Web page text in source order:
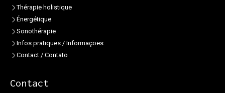
Thérapie holistique
Énergétique
Sonothérapie
Infos pratiques / Informaçoes
Contact / Contato
Contact